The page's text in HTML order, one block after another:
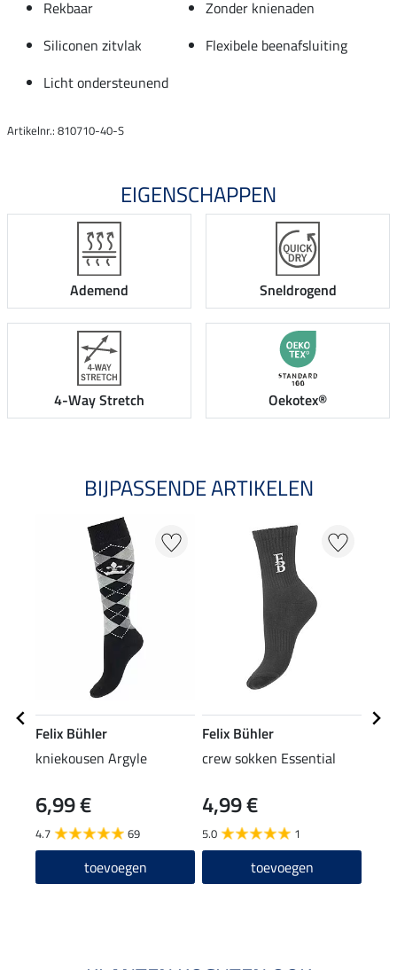
Rekbaar
Zonder knienaden
Siliconen zitvlak
Flexibele beenafsluiting
Licht ondersteunend
Artikelnr.: 810710-40-S
EIGENSCHAPPEN
Ademend Sneldrogend
4-Way Stretch Oekotex®
BIJPASSENDE ARTIKELEN
Felix Bühler
kniekousen Argyle
6,99 €
4.7 69
toevoegen
Felix Bühler
crew sokken Essential
4,99 €
5.0 1
toevoegen